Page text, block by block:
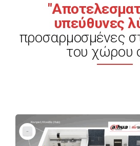
υπεύθυνες
προσαρμοσμένες
του χώρου